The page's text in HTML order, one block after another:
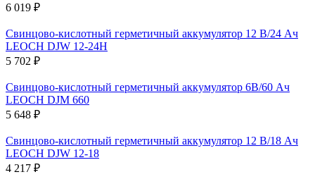
6 019 ₽
Свинцово-кислотный герметичный аккумулятор 12 В/24 Ач
LEOCH DJW 12-24H
5 702 ₽
Свинцово-кислотный герметичный аккумулятор 6В/60 Ач
LEOCH DJM 660
5 648 ₽
Свинцово-кислотный герметичный аккумулятор 12 В/18 Ач
LEOCH DJW 12-18
4 217 ₽